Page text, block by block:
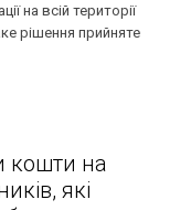
на всій території
рішення прийняте
кошти на
які